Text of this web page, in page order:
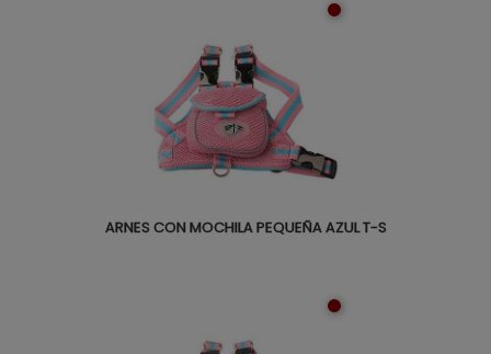
ARNES CON MOCHILA PEQUEÑA AZUL T-S